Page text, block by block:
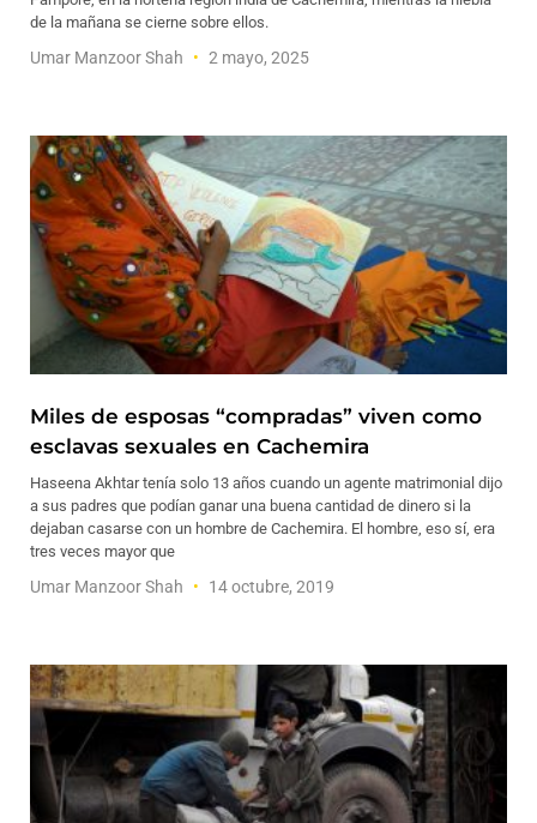
de la mañana se cierne sobre ellos.
Umar Manzoor Shah 2 mayo, 2025
Miles de esposas “compradas” viven como
esclavas sexuales en Cachemira
Haseena Akhtar tenía solo 13 años cuando un agente matrimonial dijo
a sus padres que podían ganar una buena cantidad de dinero si la
dejaban casarse con un hombre de Cachemira. El hombre, eso sí, era
tres veces mayor que
Umar Manzoor Shah 14 octubre, 2019